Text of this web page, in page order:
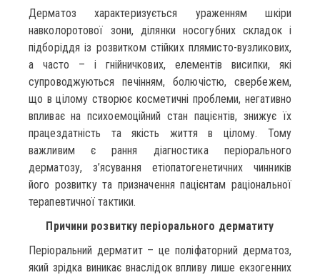
Дерматоз характеризується ураженням шкіри
навколоротової зони, ділянки носогубних складок і
підборіддя із розвитком стійких плямисто-вузликових,
а часто – і гнійничкових, елементів висипки, які
супроводжуються печінням, болючістю, свербежем,
що в цілому створює косметичні проблеми, негативно
впливає на психоемоційний стан пацієнтів, знижує їх
працездатність та якість життя в цілому. Тому
важливим є рання діагностика періорального
дерматозу, з’ясування етіопатогенетичних чинників
його розвитку та призначення пацієнтам раціональної
терапевтичної тактики.
Причини розвитку періорального дерматиту
Періоральний дерматит – це поліфаторний дерматоз,
який зрідка виникає внаслідок впливу лише екзогенних